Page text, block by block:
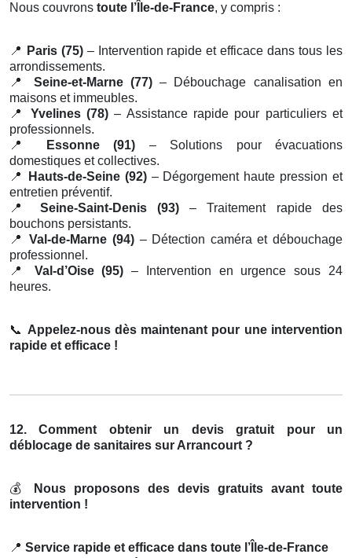
Nous couvrons toute l’Île-de-France, y compris :
📍 Paris (75)– Intervention rapide et efficace dans tous les
arrondissements.
📍
Seine-et-Marne (77)– Débouchage canalisation en
maisons et immeubles.
📍
Yvelines (78) – Assistance rapide pour particuliers et
professionnels.
📍
Essonne (91) – Solutions pour évacuations
domestiques et collectives.
📍
Hauts-de-Seine (92)– Dégorgement haute pression et
entretien préventif.
📍
Seine-Saint-Denis (93)– Traitement rapide des
bouchons persistants.
📍
Val-de-Marne (94)– Détection caméra et débouchage
professionnel.
📍
Val-d’Oise (95) – Intervention en urgence sous 24
heures.
📞 Appelez-nous dès maintenant pour une intervention
rapide et efficace !
12. Comment obtenir un devis gratuit pour un
déblocage de sanitaires sur Arrancourt ?
💰
Nous proposons des devis gratuits avant toute
intervention !
📍 Service rapide et efficace dans toute l’Île-de-France